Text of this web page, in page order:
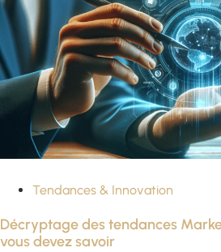
Tendances & Innovation
Décryptage des tendances
vous devez savoir